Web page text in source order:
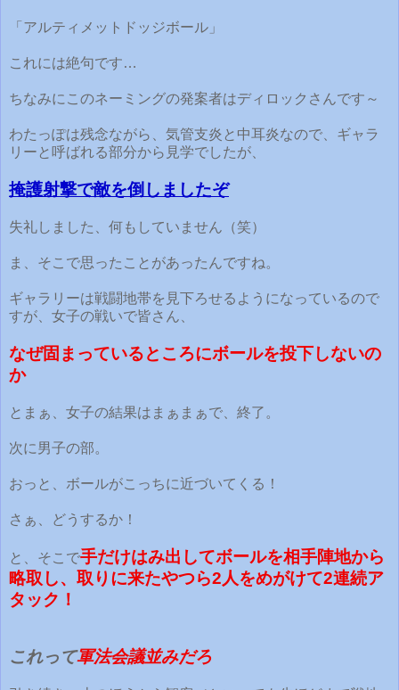
「アルティメットドッジボール」
これには絶句です…
ちなみにこのネーミングの発案者はディロックさんです～
わたっぽは残念ながら、気管支炎と中耳炎なので、ギャラ
リーと呼ばれる部分から見学でしたが、
掩護射撃で敵を倒しましたぞ
失礼しました、何もしていません（笑）
ま、そこで思ったことがあったんですね。
ギャラリーは戦闘地帯を見下ろせるようになっているので
すが、女子の戦いで皆さん、
なぜ固まっているところにボールを投下しないの
か
とまぁ、女子の結果はまぁまぁで、終了。
次に男子の部。
おっと、ボールがこっちに近づいてくる！
さぁ、どうするか！
と、そこで手だけはみ出してボールを相手陣地から
略取し、取りに来たやつら2人をめがけて2連続ア
タック！
これって軍法会議並みだろ